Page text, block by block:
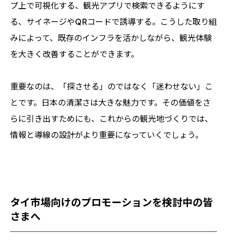
プ上で可視化する、観光アプリで検索できるようにす
る、サイネージやQRコードで誘導する。こうした取り組
みによって、既存のインフラを活かしながら、観光体験
を大きく改善することができます。
重要なのは、「探させる」のではなく「迷わせない」こ
とです。日本の清潔さは大きな魅力です。その価値をさ
らに引き出すためにも、これからの観光地づくりでは、
情報と導線の設計がより重要になっていくでしょう。
タイ市場向けのプロモーションを検討中の皆
さまへ